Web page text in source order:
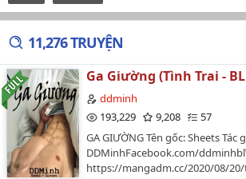
11,276 TRUYỆN
Ga Giường (Tình Trai -
ddminh
193,229
9,208
57
GA GIƯỜNG Tên gốc: Sheets Tác
DDMinhFacebook.com/
https://mangadm.cc/2020/08/